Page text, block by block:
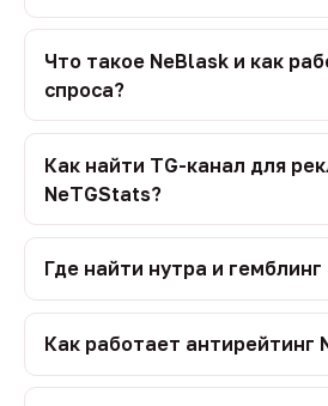
Что такое NeBlask и как
спроса?
Как найти TG-канал для
NeTGStats?
Где найти нутра и
Как работает антирейтинг